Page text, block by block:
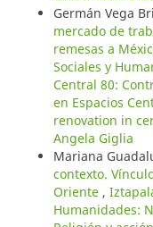
Germán Vega
mercado de
remesas a
Sociales y
Central 80:
en Espacios
renovation in
Angela Giglia
Mariana
contexto.
Oriente ,
Humanidades: